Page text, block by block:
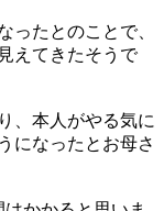
ったとのことで、
えてきたそうで
、本人がやる気に
になったとお母さ